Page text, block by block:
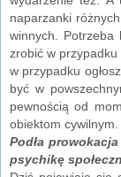
naparzanki
winnych. Potrzeba
zrobić w
w przypadku
być w
pewnością od
obiektom cywilnym.
Podła
psychikę